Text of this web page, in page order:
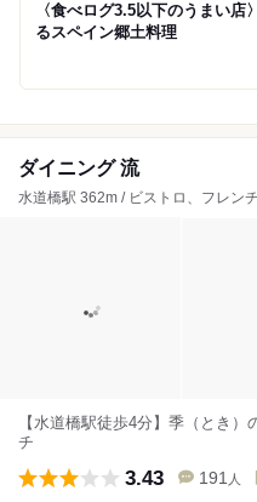
〈食べログ3.5以下のうまい
るスペイン郷土料理
ダイニング 流
水道橋駅 362m / ビストロ、フレンチ
【水道橋駅徒歩4分】季（とき
チ
3.43 191 人